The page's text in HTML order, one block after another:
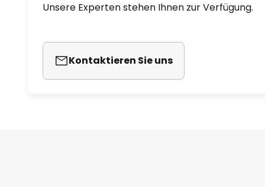
Unsere Experten stehen Ihnen zur Verfügung.
Kontaktieren Sie uns